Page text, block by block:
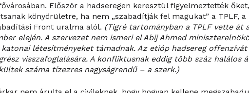
Először a hadseregen keresztül figyelmeztették
könyörületre, ha nem „szabadítják fel magukat” a TPLF, a
Front uralma alól. (Tigré tartományban a TPLF vette át
elején. A szervezet nem ismeri el Abij Ahmed
katonai létesítményeket támadnak. Az etióp hadsereg
visszafoglalására. A konfliktusnak eddig több száz halálos
száma tízezres nagyságrendű – a szerk.)